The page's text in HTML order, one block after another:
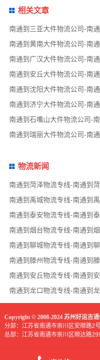
相关文章
南通到三亚大件物流公司-南
南通到黄南大件物流公司-南
南通到广汉大件物流公司-南
南通到安丘大件物流公司-南
南通到沈阳大件物流公司-南
南通到济宁大件物流公司-南
南通到瑞丽大件物流公司-南
物流新闻
南通到菏泽物流专线-南通到
南通到禹城物流专线-南通到
南通到泰安物流专线-南通到
南通到烟台物流专线-南通到
南通到聊城物流专线-南通到
南通到滕州物流专线-南通到
南通到安丘物流专线-南通到
南通到龙口物流专线-南通到
Copyright © 2008-2024 苏州好运吉
分部：江苏省南通市崇川区安顺路2
总部：江苏省南通市崇川区顺达路